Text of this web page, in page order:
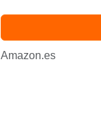
Amazon.es